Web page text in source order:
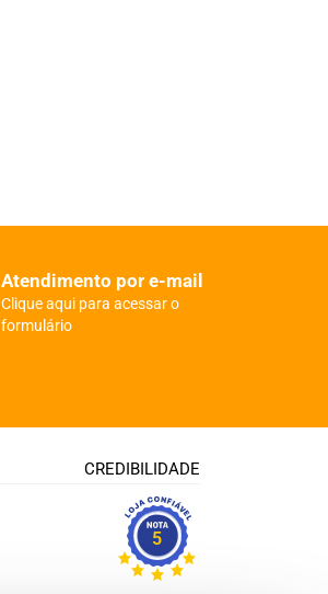
Atendimento por e-mail
Clique aqui para acessar o
formulário
CREDIBILIDADE
5